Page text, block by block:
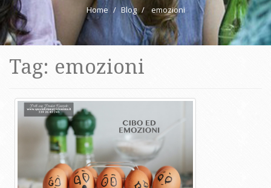
Home Blog emozioni
Tag: emozioni